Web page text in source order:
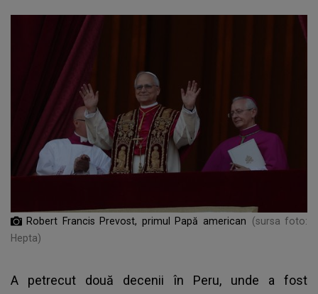
Robert Francis Prevost, primul Papă american
(sursa foto:
Hepta)
A petrecut două decenii în Peru, unde a fost